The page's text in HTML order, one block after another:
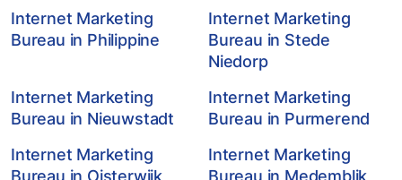
Internet Marketing
Bureau in Philippine
Internet Marketing
Bureau in Stede
Niedorp
Internet Marketing
Bureau in Nieuwstadt
Internet Marketing
Bureau in Purmerend
Internet Marketing
Bureau in Oisterwijk
Internet Marketing
Bureau in Medemblik